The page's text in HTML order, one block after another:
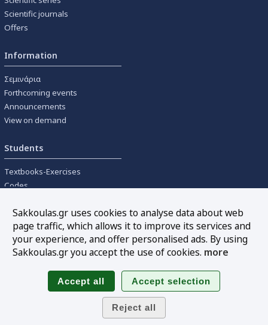
Scientific journals
Offers
Information
Σεμινάρια
Forthcoming events
Announcements
View on demand
Students
Textbooks-Exercises
Codes
Tools
Online interest calculation
Follow us
Sakkoulas.gr uses cookies to analyse data about web
page traffic, which allows it to improve its services and
your experience, and offer personalised ads. By using
Sakkoulas.gr you accept the use of cookies. more